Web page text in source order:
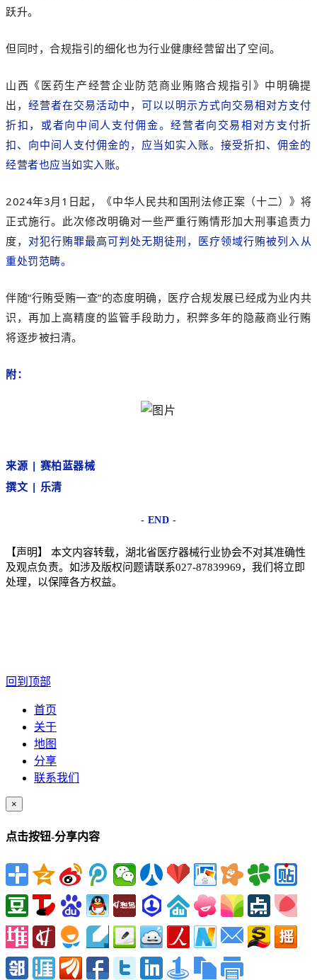
跃升。
但同时，合规指引的细化也为行业健康经营留出了空间。
山西《医药生产经营企业防范商业贿赂合规指引》中明确提
出，经营者在交易活动中，可以以明示方式向交易相对方支付
折扣，或者向中间人支付佣金。经营者向交易相对方支付折
扣、向中间人支付佣金的，应当如实入账。接受折扣、佣金的
经营者也应当如实入账。
2024年3月1日起，《中华人民共和国刑法修正案（十二）》将
正式施行。此次修改明确对一些严重行贿情形加大刑事追责力
度， 对犯行贿罪最高可判处无期徒刑，医疗领域行贿被列入从
重处罚范畴。
伴随“行贿受贿一查”的态度明确，医疗合规发展已经成为业内共
识，再加上高精度的监管手段助力，积弊多年的隐蔽商业行贿
将逐步被扫清。
附：
来源 | 赛柏蓝器械
撰文 | 乐清
- END -
【声明】
本文内容转载，湖北省医疗器械行业协会不对其准确性
及观点负责。如涉及版权问题请联系027-87839969，我们将立即
处理，以保障各方权益。
回到顶部
首页
关于
地图
分享
联系我们
×
点击按钮-分享内容